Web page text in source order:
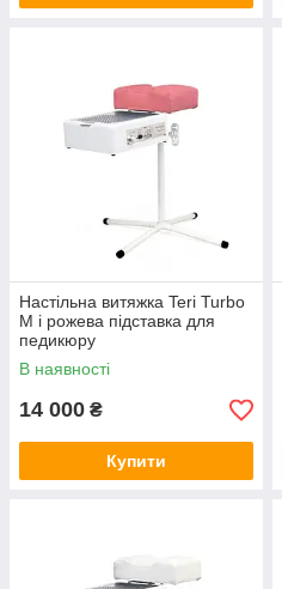
Настільна витяжка Teri Turbo
M і рожева підставка для
педикюру
В наявності
14 000 ₴
Купити